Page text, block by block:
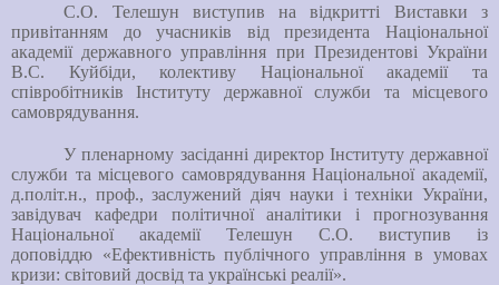
С.О. Телешун виступив на відкритті Виставки з
привітанням до учасників від президента Національної
академії державного управління при Президентові України
В.С. Куйбіди, колективу Національної академії та
співробітників Інституту державної служби та місцевого
самоврядування.
У пленарному засіданні директор Інституту державної
служби та місцевого самоврядування Національної академії,
д.політ.н., проф., заслужений діяч науки і техніки України,
завідувач кафедри політичної аналітики і прогнозування
Національної академії Телешун С.О. виступив із
доповіддю «Ефективність публічного управління в умовах
кризи: світовий досвід та українські реалії».